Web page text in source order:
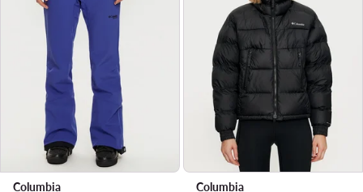
Columbia
Columbia